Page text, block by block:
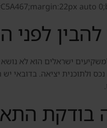
auto
לפני
ישראלים הוא לא
נכס ולתוכנית יציאה.
בודקת